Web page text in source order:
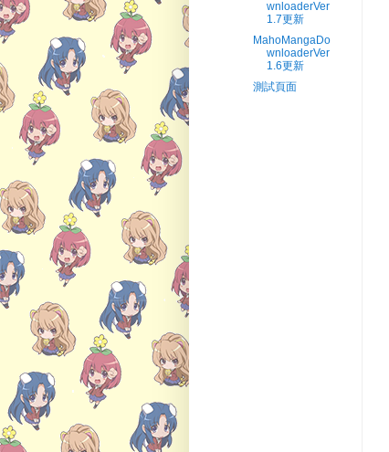
wnloaderVer
1.7更新
MahoMangaDo
wnloaderVer
1.6更新
測試頁面